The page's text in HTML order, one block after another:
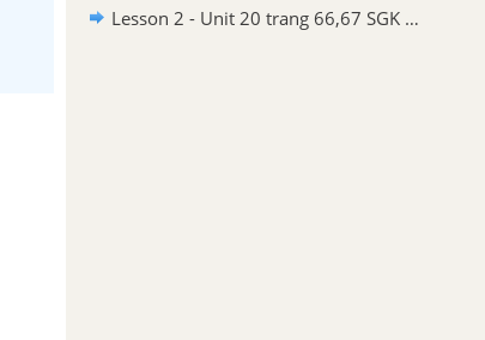
Lesson 2 - Unit 20 trang 66,67 SGK Tiếng Anh lớp 3